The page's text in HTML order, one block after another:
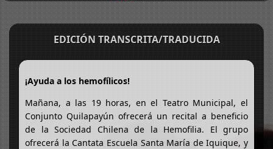
EDICIÓN TRANSCRITA/TRADUCIDA
¡Ayuda a los hemofílicos!
Mañana, a las 19 horas, en el Teatro Municipal, el
Conjunto Quilapayún ofrecerá un recital a beneficio
de la Sociedad Chilena de la Hemofilia. El grupo
ofrecerá la Cantata Escuela Santa María de Iquique, y